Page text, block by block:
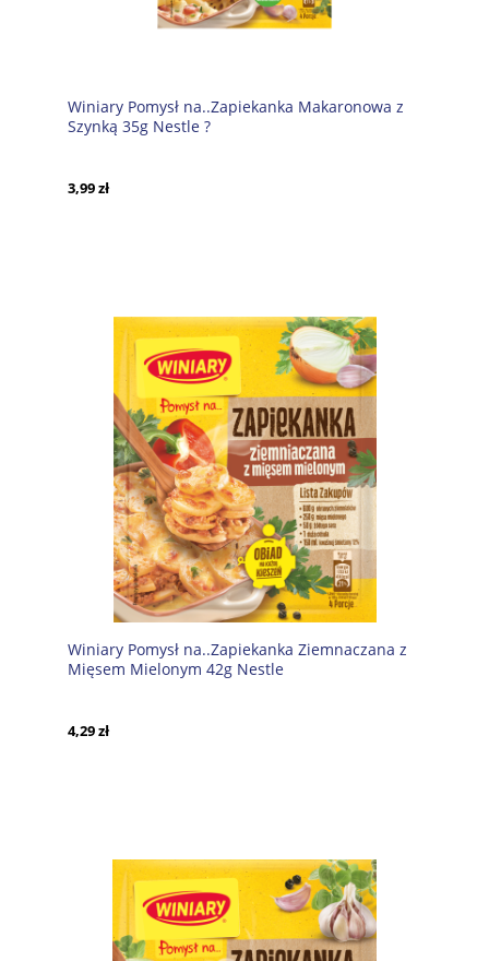
Winiary Pomysł na..Zapiekanka Makaronowa z
Szynką 35g Nestle ?
3,99 zł
Winiary Pomysł na..Zapiekanka Ziemnaczana z
Mięsem Mielonym 42g Nestle
4,29 zł